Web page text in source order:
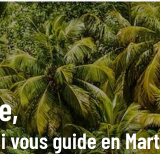
vous guide en